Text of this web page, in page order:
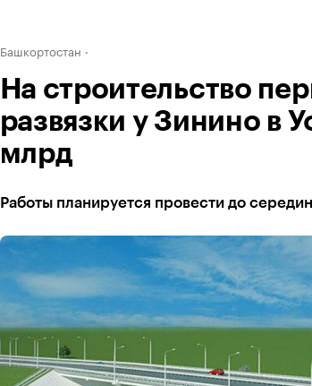
Башкортостан
На строительство
развязки у Зинино в
млрд
Работы планируется провести до